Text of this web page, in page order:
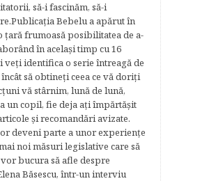
să-i fascinăm, să-i
Publicația Bebelu a apărut în
frumoasă posibilitatea de a-
în acelaşi timp cu 16
veţi identifica o serie întreagă de
să obtineţi ceea ce vă doriţi
vă stârnim, lună de lună,
un copil, fie deja aţi împărtăşit
şi recomandări avizate.
deveni parte a unor experienţe
noi măsuri legislative care să
bucura să afle despre
Băsescu, într-un interviu